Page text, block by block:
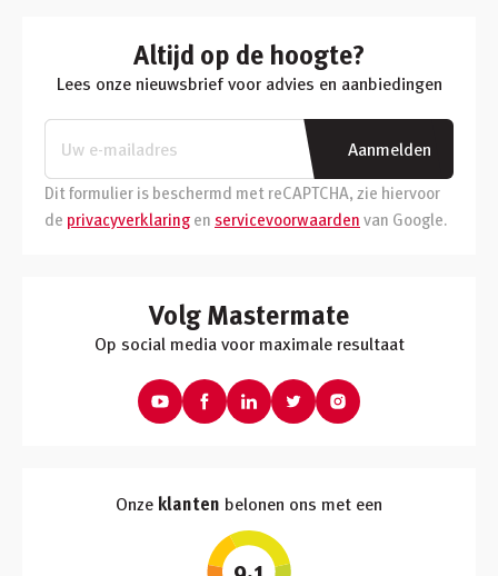
Altijd op de hoogte?
Lees onze nieuwsbrief voor advies en aanbiedingen
Aanmelden
Dit formulier is beschermd met reCAPTCHA, zie hiervoor
de privacyverklaringen servicevoorwaardenvan Google.
Volg Mastermate
Op social media voor maximale resultaat
Onze klanten belonen ons met een